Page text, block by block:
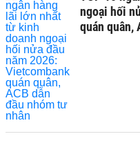
ngoại hối
quán quân,